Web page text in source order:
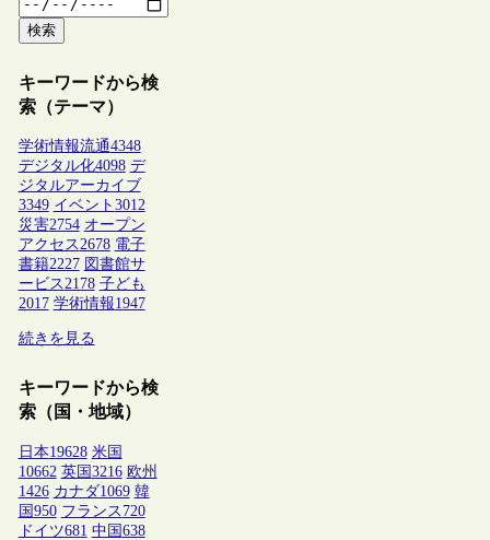
検索
キーワードから検
索（テーマ）
学術情報流通4348
デジタル化4098 デ
ジタルアーカイブ
3349 イベント 3012
災害2754 オープン
アクセス2678 電子
書籍2227 図書館サ
ービス2178 子ども
2017 学術情報1947
続きを見る
キーワードから検
索（国・地域）
日本19628 米国
10662 英国 3216 欧州
1426 カナダ1069 韓
国 950 フランス 720
ドイツ681 中国 638